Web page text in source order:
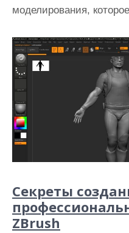
моделирования,
Секреты
ZBrush